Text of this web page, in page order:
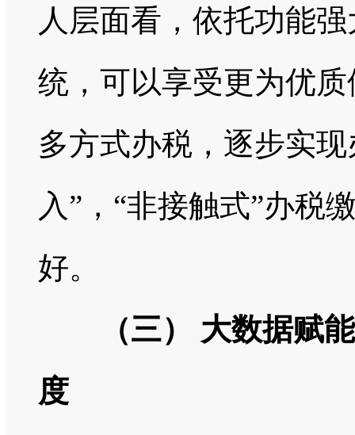
人层面看，依托功能
统，可以享受更为优
多方式办税，逐步实
入”，“非接触式”办税
好。
（三） 大数据赋
度